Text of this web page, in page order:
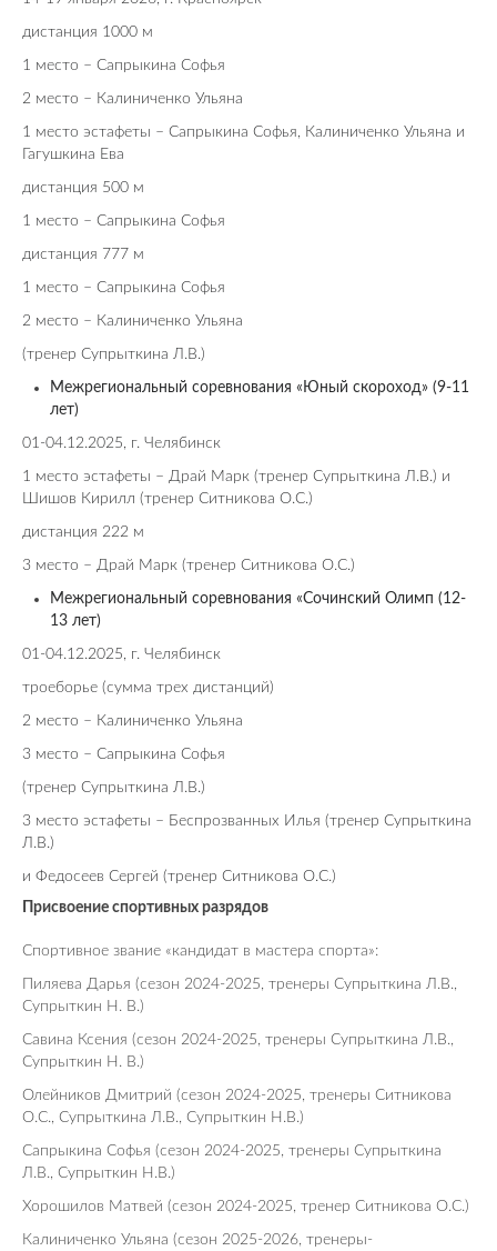
дистанция 1000 м
1 место – Сапрыкина Софья
2 место – Калиниченко Ульяна
1 место эстафеты – Сапрыкина Софья, Калиниченко Ульяна и
Гагушкина Ева
дистанция 500 м
1 место – Сапрыкина Софья
дистанция 777 м
1 место – Сапрыкина Софья
2 место – Калиниченко Ульяна
(тренер Супрыткина Л.В.)
Межрегиональный соревнования «Юный скороход» (9-11
лет)
01-04.12.2025, г. Челябинск
1 место эстафеты – Драй Марк (тренер Супрыткина Л.В.) и
Шишов Кирилл (тренер Ситникова О.С.)
дистанция 222 м
3 место – Драй Марк (тренер Ситникова О.С.)
Межрегиональный соревнования «Сочинский Олимп (12-
13 лет)
01-04.12.2025, г. Челябинск
троеборье (сумма трех дистанций)
2 место – Калиниченко Ульяна
3 место – Сапрыкина Софья
(тренер Супрыткина Л.В.)
3 место эстафеты – Беспрозванных Илья (тренер Супрыткина
Л.В.)
и Федосеев Сергей (тренер Ситникова О.С.)
Присвоение спортивных разрядов
Спортивное звание «кандидат в мастера спорта»:
Пиляева Дарья (сезон 2024-2025, тренеры Супрыткина Л.В.,
Супрыткин Н. В.)
Савина Ксения (сезон 2024-2025, тренеры Супрыткина Л.В.,
Супрыткин Н. В.)
Олейников Дмитрий (сезон 2024-2025, тренеры Ситникова
О.С., Супрыткина Л.В., Супрыткин Н.В.)
Сапрыкина Софья (сезон 2024-2025, тренеры Супрыткина
Л.В., Супрыткин Н.В.)
Хорошилов Матвей (сезон 2024-2025, тренер Ситникова О.С.)
Калиниченко Ульяна (сезон 2025-2026, тренеры-